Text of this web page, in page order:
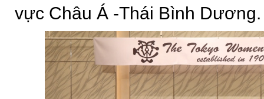
vực Châu Á -Thái Bình Dương.